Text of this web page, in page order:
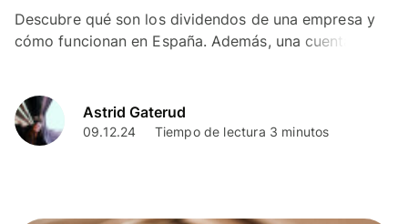
Descubre qué son los dividendos de una empresa y
cómo funcionan en España. Además, una cuenta de
Astrid Gaterud
09.12.24 Tiempo de lectura 3 minutos